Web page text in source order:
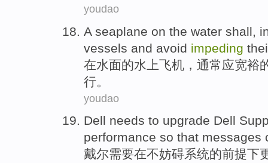
youdao
A seaplane on the water shall
vessels and avoid impeding
在水面的水上飞机， 通常 应宽裕
行。
youdao
Dell needs to upgrade Dell
performance so that messages
戴尔需要在不妨碍系统的前提下